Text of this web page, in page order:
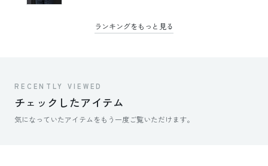
ランキングをもっと見る
RECENTLY VIEWED
チェックしたアイテム
気になっていたアイテムをもう一度ご覧いただけます。